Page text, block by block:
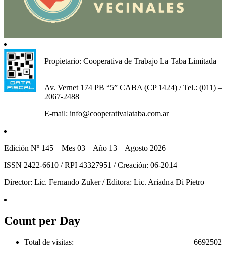
Propietario: Cooperativa de Trabajo La Taba Limitada
Av. Vernet 174 PB “5” CABA (CP 1424) / Tel.: (011) –
2067-2488
E-mail: info@cooperativalataba.com.ar
Edición Nº 145 – Mes 03 – Año 13 – Agosto 2026
ISSN 2422-6610 / RPI 43327951 / Creación: 06-2014
Director: Lic. Fernando Zuker / Editora: Lic. Ariadna Di Pietro
Count per Day
6692502
Total de visitas: